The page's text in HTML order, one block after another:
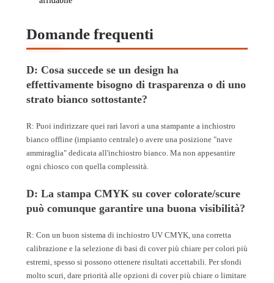
Domande frequenti
D: Cosa succede se un design ha
effettivamente bisogno di trasparenza o di uno
strato bianco sottostante?
R: Puoi indirizzare quei rari lavori a una stampante a inchiostro
bianco offline (impianto centrale) o avere una posizione "nave
ammiraglia" dedicata all'inchiostro bianco. Ma non appesantire
ogni chiosco con quella complessità.
D: La stampa CMYK su cover colorate/scure
può comunque garantire una buona visibilità?
R: Con un buon sistema di inchiostro UV CMYK, una corretta
calibrazione e la selezione di basi di cover più chiare per colori più
estremi, spesso si possono ottenere risultati accettabili. Per sfondi
molto scuri, dare priorità alle opzioni di cover più chiare o limitare